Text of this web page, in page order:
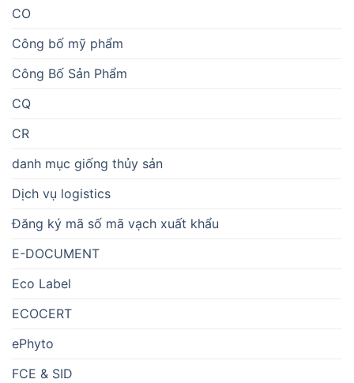
CO
Công bố mỹ phẩm
Công Bố Sản Phẩm
CQ
CR
danh mục giống thủy sản
Dịch vụ logistics
Đăng ký mã số mã vạch xuất khẩu
E-DOCUMENT
Eco Label
ECOCERT
ePhyto
FCE & SID